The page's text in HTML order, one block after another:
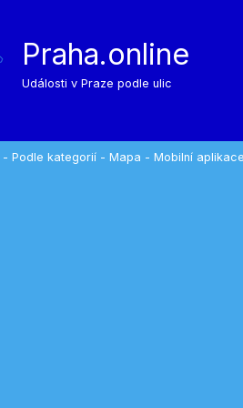
Praha.online
Události v Praze podle ulic
- Podle kategorií - Mapa - Mobilní